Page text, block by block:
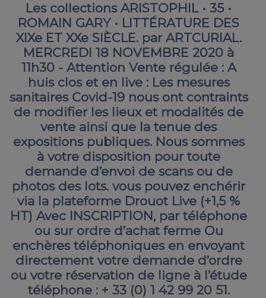
Les collections ARISTOPHIL • 35 •
ROMAIN GARY • LITTÉRATURE DES
XIXe ET XXe SIÈCLE. par ARTCURIAL.
MERCREDI 18 NOVEMBRE 2020 à
11h30 - Attention Vente régulée : A
huis clos et en live : Les mesures
sanitaires Covid-19 nous ont contraints
de modifier les lieux et modalités de
vente ainsi que la tenue des
expositions publiques. Nous sommes
à votre disposition pour toute
demande d’envoi de scans ou de
photos des lots. vous pouvez enchérir
via la plateforme Drouot Live (+1,5 %
HT) Avec INSCRIPTION, par téléphone
ou sur ordre d’achat ferme Ou
enchères téléphoniques en envoyant
directement votre demande d’ordre
ou votre réservation de ligne à l’étude
téléphone : + 33 (0) 1 42 99 20 51.